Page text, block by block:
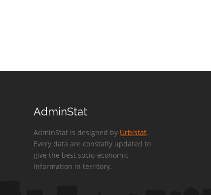
AdminStat
AdminStat is designed by Urbistat.
Every data are constatly updated to
give the best socio-economic
information in territory.